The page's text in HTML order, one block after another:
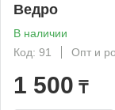
Ведро
В наличии
Код: 91
Опт и
1 500 ₸